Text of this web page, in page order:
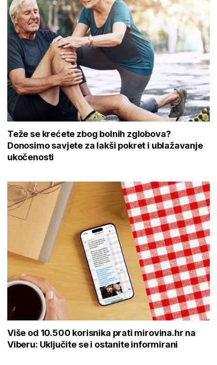
Teže se krećete zbog bolnih zglobova?
Donosimo savjete za lakši pokret i ublažavanje
ukočenosti
Više od 10.500 korisnika prati mirovina.hr na
Viberu: Uključite se i ostanite informirani